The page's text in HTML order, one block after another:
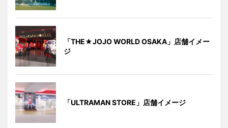
「THE★JOJO WORLD OSAKA」店舗イメー
ジ
「ULTRAMAN STORE」店舗イメージ